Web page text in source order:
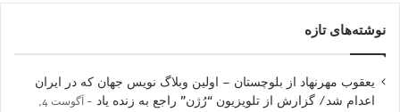
نوشته‌های تازه
یعقوب مهرنهاد از بلوچستان – اولین وبلاگ نویس جهان که در ایران
اعدام شد/ گزارش از تلویزیون “رُژن” راجع به زنده یاد
آگوست 4,